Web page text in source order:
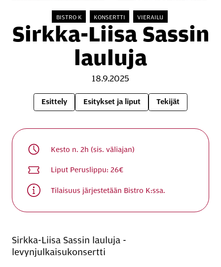
BISTRO K KONSERTTI VIERAILU
Sirkka-Liisa Sassin
lauluja
18.9.2025
Esittely Esitykset ja liput Tekijät
Kesto n. 2h (sis. väliajan)
Liput Peruslippu: 26€
Tilaisuus järjestetään Bistro K:ssa.
Sirkka-Liisa Sassin lauluja -
levynjulkaisukonsertti